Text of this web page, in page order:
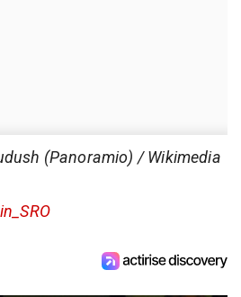
(Panoramio) / Wikimedia